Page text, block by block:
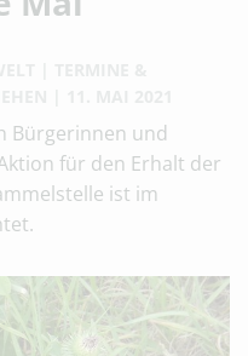
Bürgerinnen und
für den Erhalt der
ist im